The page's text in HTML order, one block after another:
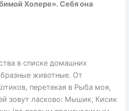
Холере». Себя она
в списке домашних
животные. От
перетекая в Рыба моя,
зовут ласково: Мышик, Кисик